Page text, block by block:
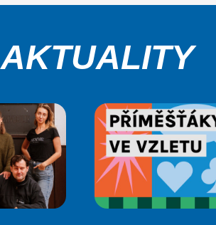
AKTUALITY